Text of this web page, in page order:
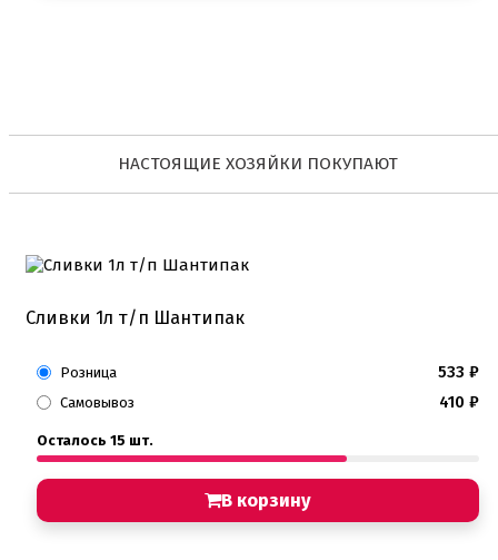
НАСТОЯЩИЕ ХОЗЯЙКИ ПОКУПАЮТ
Сливки 1л т/п Шантипак
Розница 533 ₽
Самовывоз 410 ₽
Осталось 15 шт.
В корзину